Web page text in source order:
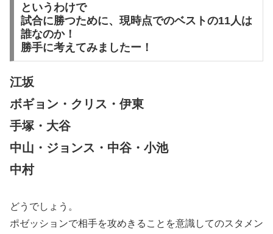
というわけで
試合に勝つために、現時点でのベストの11人は
誰なのか！
勝手に考えてみましたー！
江坂
ボギョン・クリス・伊東
手塚・大谷
中山・ジョンス・中谷・小池
中村
どうでしょう。
ポゼッションで相手を攻めきることを意識してのスタメン